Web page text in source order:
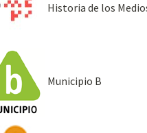
Historia de los
Municipio B